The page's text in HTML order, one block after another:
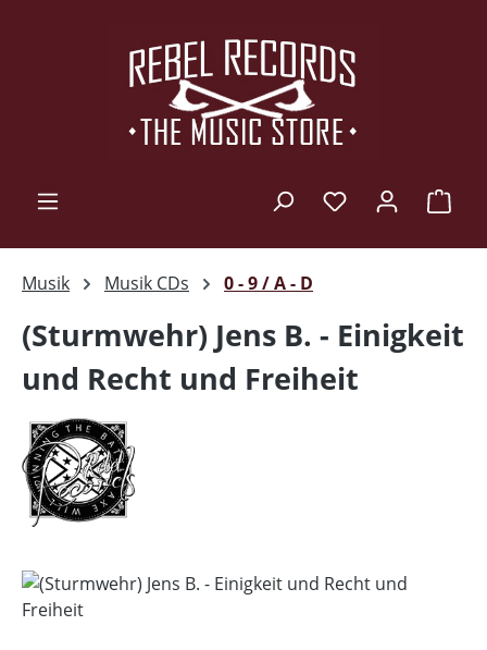
Musik Musik CDs 0 - 9 / A - D
(Sturmwehr) Jens B. - Einigkeit
und Recht und Freiheit
Bildergalerie überspringen